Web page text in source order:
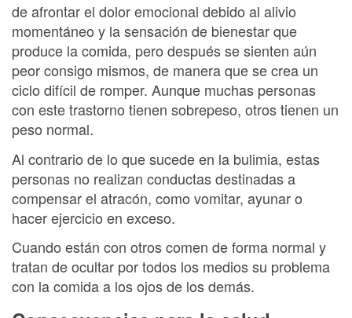
de afrontar el dolor emocional debido al alivio
momentáneo y la sensación de bienestar que
produce la comida, pero después se sienten aún
peor consigo mismos, de manera que se crea un
ciclo difícil de romper. Aunque muchas personas
con este trastorno tienen sobrepeso, otros tienen un
peso normal.
Al contrario de lo que sucede en la bulimia, estas
personas no realizan conductas destinadas a
compensar el atracón, como vomitar, ayunar o
hacer ejercicio en exceso.
Cuando están con otros comen de forma normal y
tratan de ocultar por todos los medios su problema
con la comida a los ojos de los demás.